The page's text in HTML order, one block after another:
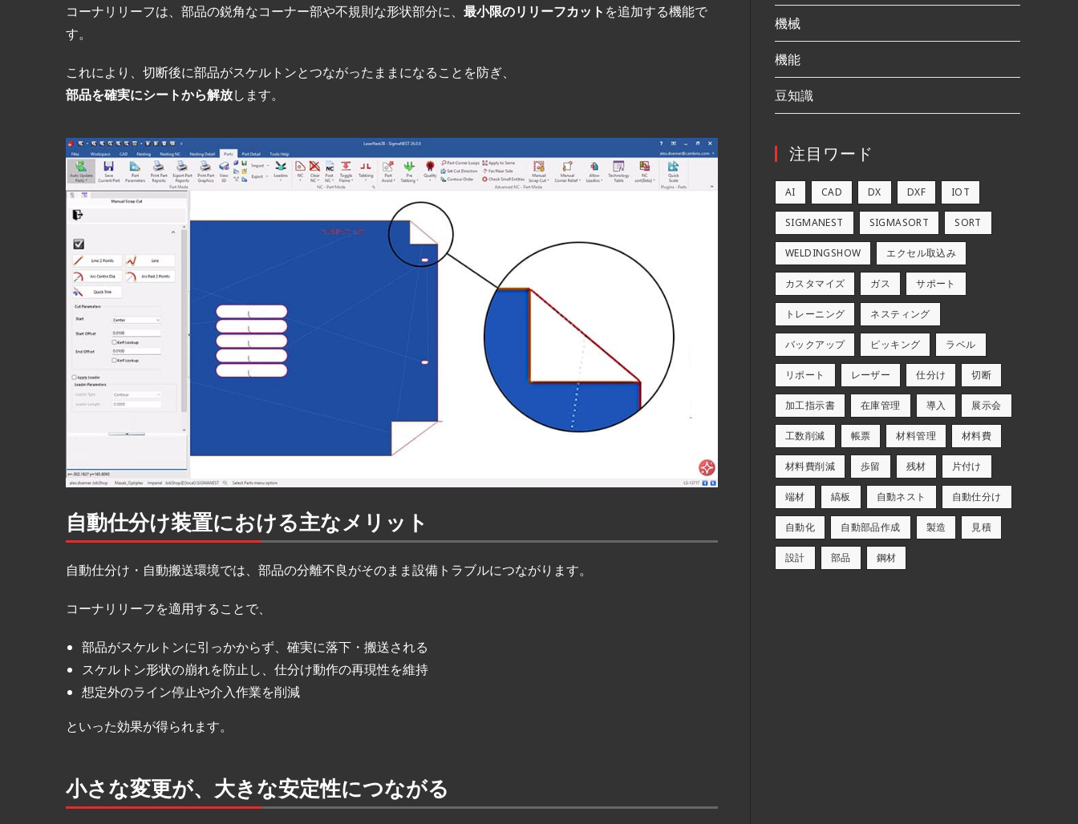
コーナリリーフは、部品の鋭角なコーナー部や不規則な形状部分に、 最小限のリリーフカット を追加する機能で
す。
これにより、切断後に部品がスケルトンとつながったままになることを防ぎ、
部品を確実にシートから解放します。
自動仕分け装置における主なメリット
自動仕分け・自動搬送環境では、部品の分離不良がそのまま設備トラブルにつながります。
コーナリリーフを適用することで、
部品がスケルトンに引っかからず、確実に落下・搬送される
スケルトン形状の崩れを防止し、仕分け動作の再現性を維持
想定外のライン停止や介入作業を削減
といった効果が得られます。
小さな変更が、大きな安定性につながる
機械
機能
豆知識
注目ワード
AI CAD DX DXF IOT
SIGMANEST SIGMASORT SORT
WELDINGSHOW エクセル取込み
カスタマイズ ガス サポート
トレーニング ネスティング
バックアップ ピッキング ラベル
リポート レーザー 仕分け 切断
加工指示書 在庫管理 導入 展示会
工数削減 帳票 材料管理 材料費
材料費削減 歩留 残材 片付け
端材 縞板 自動ネスト 自動仕分け
自動化 自動部品作成 製造 見積
設計 部品 鋼材